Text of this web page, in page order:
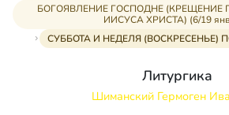
БОГОЯВЛЕНИЕ ГОСПОДНЕ
ИИСУСА ХРИСТА) (6/19
СУББОТА И НЕДЕЛЯ (ВОСКРЕСЕНЬЕ)
Литургика
Шиманский Гермоген